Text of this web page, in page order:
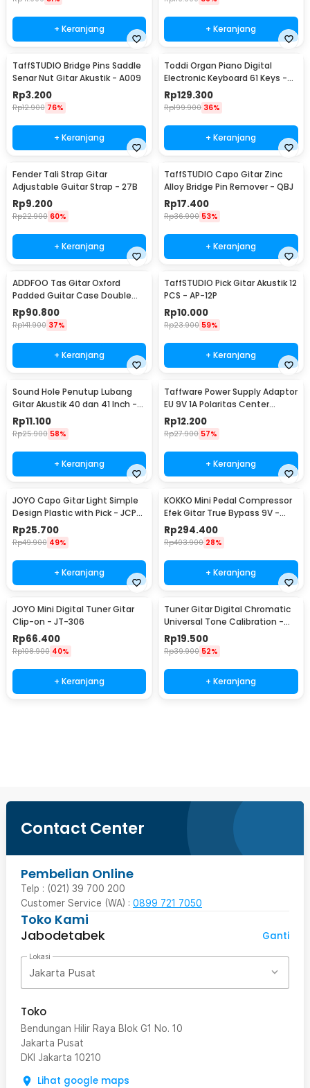
+ Keranjang + Keranjang
TaffSTUDIO Bridge Pins Saddle
Senar Nut Gitar Akustik - A009
Rp3.200
Rp12.900 76%
+ Keranjang
Toddi Organ Piano Digital
Electronic Keyboard 61 Keys -
MQ-6106
Rp129.300
Rp199.900 36%
+ Keranjang
Fender Tali Strap Gitar
Adjustable Guitar Strap - 27B
Rp9.200
Rp22.900 60%
+ Keranjang
TaffSTUDIO Capo Gitar Zinc
Alloy Bridge Pin Remover - QBJ
Rp17.400
Rp36.900 53%
+ Keranjang
ADDFOO Tas Gitar Oxford
Padded Guitar Case Double
Strap Waterproof - ZH06501
Rp90.800
Rp141.900 37%
+ Keranjang
TaffSTUDIO Pick Gitar Akustik 12
PCS - AP-12P
Rp10.000
Rp23.900 59%
+ Keranjang
Sound Hole Penutup Lubang
Gitar Akustik 40 dan 41 Inch -
SH410
Rp11.100
Rp25.900 58%
+ Keranjang
Taffware Power Supply Adaptor
EU 9V 1A Polaritas Center
Positif - YErY-0910
Rp12.200
Rp27.900 57%
+ Keranjang
JOYO Capo Gitar Light Simple
Design Plastic with Pick - JCP-
01
Rp25.700
Rp49.900 49%
+ Keranjang
KOKKO Mini Pedal Compressor
Efek Gitar True Bypass 9V -
FCP-2
Rp294.400
Rp403.900 28%
+ Keranjang
JOYO Mini Digital Tuner Gitar
Clip-on - JT-306
Rp66.400
Rp108.900 40%
+ Keranjang
Tuner Gitar Digital Chromatic
Universal Tone Calibration -
AT-01A
Rp19.500
Rp39.900 52%
+ Keranjang
Contact Center
Pembelian Online
Telp : (021) 39 700 200
Customer Service (WA) : 0899 721 7050
Toko Kami
Jabodetabek
Ganti
Lokasi
Jakarta Pusat
Toko
Bendungan Hilir Raya Blok G1 No. 10
Jakarta Pusat
DKI Jakarta 10210
Lihat google maps